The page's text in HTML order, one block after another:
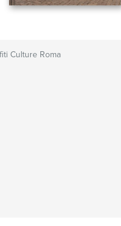
Culture Roma